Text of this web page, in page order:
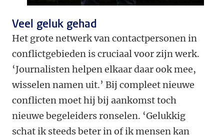
Veel geluk gehad
Het grote netwerk van contactpersonen in
­conflictgebieden is cruciaal voor zijn werk.
‘Journalisten helpen elkaar daar ook mee,
wisselen namen uit.’ Bij compleet nieuwe
conflicten moet hij bij aankomst toch
nieuwe begeleiders ­ronselen. ‘Gelukkig
schat ik steeds beter in of ik mensen kan